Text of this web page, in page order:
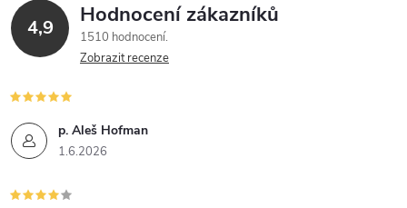
4,9 Hodnocení zákazníků
1510 hodnocení
Zobrazit recenze
p. Aleš Hofman
1.6.2026